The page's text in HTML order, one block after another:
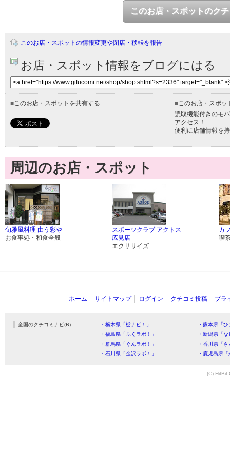
このお店・スポットのク
このお店・スポットの情報変更や閉店・移転を報告
お店・スポット情報をブログにはる
■このお店・スポットを共有する ■このお店・スポッ
読取機能付きのモ
アクセス！
便利に店舗情報を
周辺のお店・スポット
旬雅風料理 由う彩や
お食事処・和食全般
スポーツクラブ アクトス
広見店
エクササイズ
カ
喫
ホーム サイトマップ ログイン クチコミ投稿 プラ
全国のクチコミナビ(R) ・栃木県「栃ナビ！」
・熊本県「
・福島県「ふくラボ！」
・新潟県「
・群馬県「ぐんラボ！」
・香川県「
・石川県「金沢ラボ！」
・鹿児島県
(C) HitBit